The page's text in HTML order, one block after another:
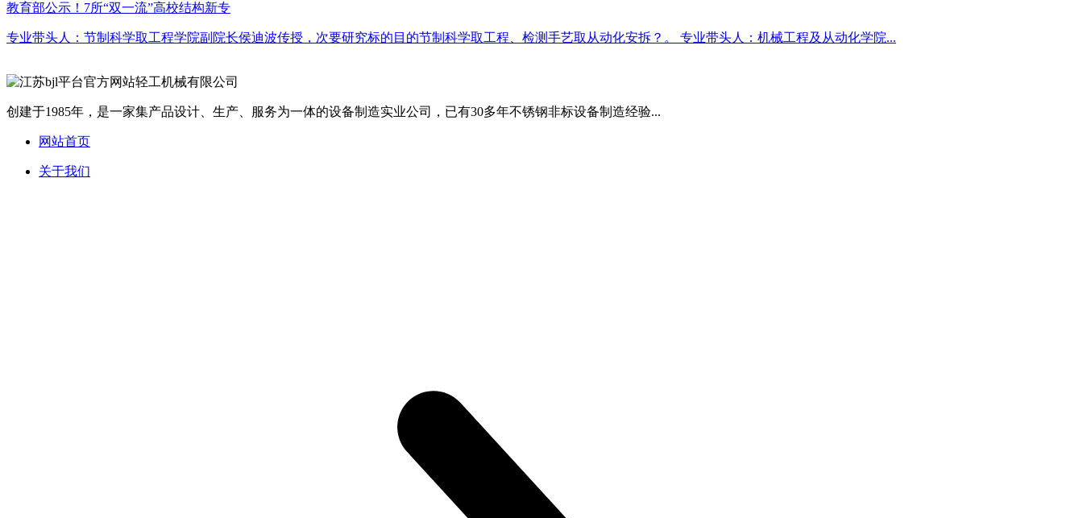
教育部公示！7所“双一流”高校结构新专
专业带头人：节制科学取工程学院副院长侯迪波传授，次要研究标的目的节制科学取工程、检测手艺取从动化安拆？。 专业带头人：机械工程及从动化学院...
创建于1985年，是一家集产品设计、生产、服务为一体的设备制造实业公司，已有30多年不锈钢非标设备制造经验...
网站首页
关于我们